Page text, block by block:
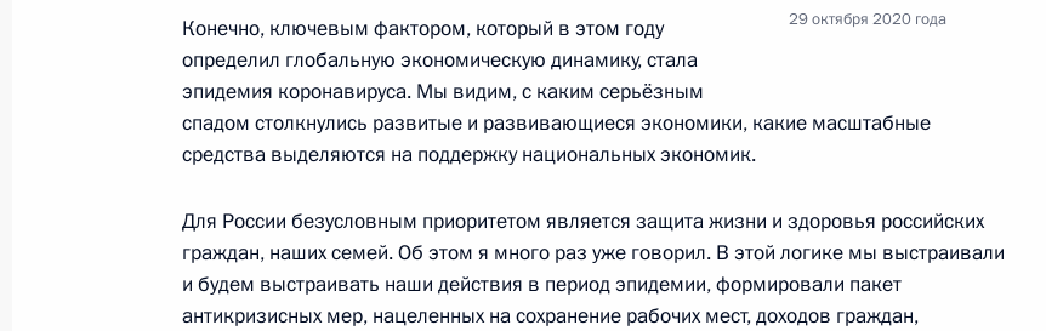
27 октября 2020 года, вторник
Телефонный разговор с Президентом Турции Реджепом Тайипом
Эрдоганом
Заседание Совета по культуре и искусству
27 октября 2020 года, 19:15 Московская область, Ново-Огарёво
4
29 октября 2020 года
Конечно, ключевым фактором, который в этом году
определил глобальную экономическую динамику, стала
эпидемия коронавируса. Мы видим, с каким серьёзным
спадом столкнулись развитые и развивающиеся экономики, какие масштабные
средства выделяются на поддержку национальных экономик.
Для России безусловным приоритетом является защита жизни и здоровья российских
граждан, наших семей. Об этом я много раз уже говорил. В этой логике мы выстраивали
и будем выстраивать наши действия в период эпидемии, формировали пакет
антикризисных мер, нацеленных на сохранение рабочих мест, доходов граждан,